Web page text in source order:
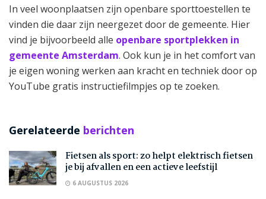
In veel woonplaatsen zijn openbare sporttoestellen te
vinden die daar zijn neergezet door de gemeente. Hier
vind je bijvoorbeeld alle openbare sportplekken in
gemeente Amsterdam. Ook kun je in het comfort van
je eigen woning werken aan kracht en techniek door op
YouTube gratis instructiefilmpjes op te zoeken.
Gerelateerde berichten
Fietsen als sport: zo helpt elektrisch fietsen
je bij afvallen en een actieve leefstijl
6 AUGUSTUS 2026